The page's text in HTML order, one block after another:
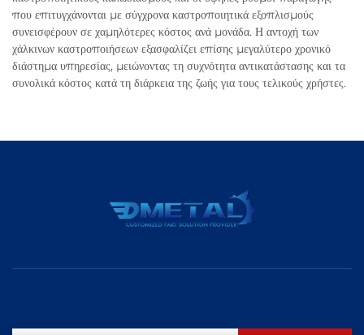
που επιτυγχάνονται με σύγχρονα καστροποιητικά εξοπλισμούς
συνεισφέρουν σε χαμηλότερες κόστος ανά μονάδα. Η αντοχή των
χάλκινων καστροποιήσεων εξασφαλίζει επίσης μεγαλύτερο χρονικό
διάστημα υπηρεσίας, μειώνοντας τη συχνότητα αντικατάστασης και τα
συνολικά κόστος κατά τη διάρκεια της ζωής για τους τελικούς χρήστες.